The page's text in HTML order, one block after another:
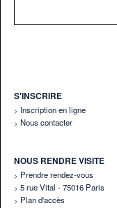
S'INSCRIRE
Inscription en ligne
Nous contacter
NOUS RENDRE VISITE
Prendre rendez-vous
5 rue Vital - 75016 Paris
Plan d'accès